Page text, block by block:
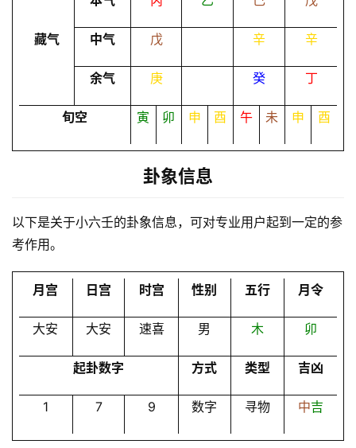
解
服
务
登录
藏气 中气 戊 辛 辛
余气 庚 癸 丁
旬空 寅 卯 申 酉 午 未 申 酉
卦象信息
以下是关于小六壬的卦象信息，可对专业用户起到一定的参
考作用。
月宫 日宫 时宫 性别 五行 月令
大安 大安 速喜 男 木 卯
起卦数字 方式 类型 吉凶
1 7 9 数字 寻物 中吉